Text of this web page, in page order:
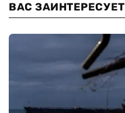
ВАС ЗАИНТЕРЕСУЕТ